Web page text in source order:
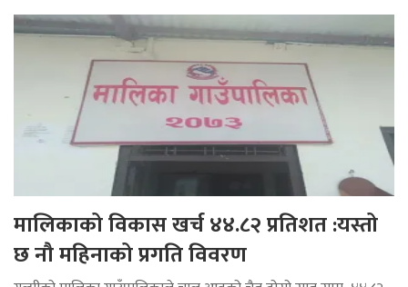
मालिकाको विकास खर्च ४४.८२ प्रतिशत :यस्तो
छ नौ महिनाको प्रगति विवरण